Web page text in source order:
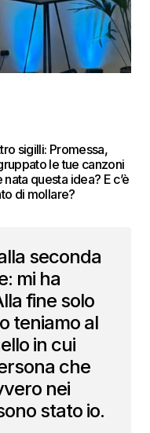
sigilli: Promessa,
le tue canzoni
questa idea? E c’è
di mollare?
seconda
mi ha
fine solo
teniamo al
in cui
che
nei
stato io.